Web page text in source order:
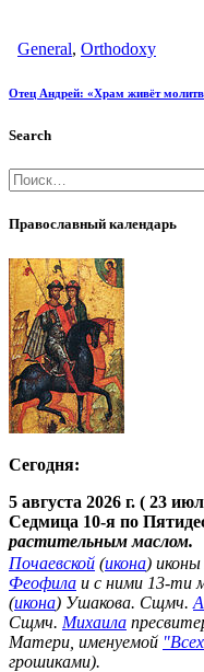
General, Orthodoxy
Отец Андрей: «Храм живёт
Search
Православный календарь
Сегодня:
5 августа 2026 г. ( 23
Седмица 10-я по
растительным маслом.
Почаевской (икона)
Феофила и с ними 13-ти
(икона) Ушакова. Сщмч.
Сщмч. Михаила
Матери, именуемой
грошиками).